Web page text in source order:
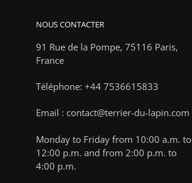
NOUS CONTACTER
91 Rue de la Pompe, 75116 Paris,
France
Téléphone: +44 7536615833
Email : contact@terrier-du-lapin.com
Monday to Friday from 10:00 a.m. to
12:00 p.m. and from 2:00 p.m. to
4:00 p.m.